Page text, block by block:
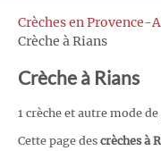
Crèches en
Crèche à Rians
Crèche à Rians
1 crèche et autre mode
Cette page des crèches à